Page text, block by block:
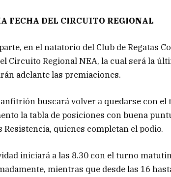
FECHA DEL CIRCUITO REGIONAL
en el natatorio del Club de Regatas
Circuito Regional NEA, la cual será la
adelante las premiaciones.
buscará volver a quedarse con
la tabla de posiciones con buena
Resistencia, quienes completan el podio.
iniciará a las 8.30 con el turno
mientras que desde las 16